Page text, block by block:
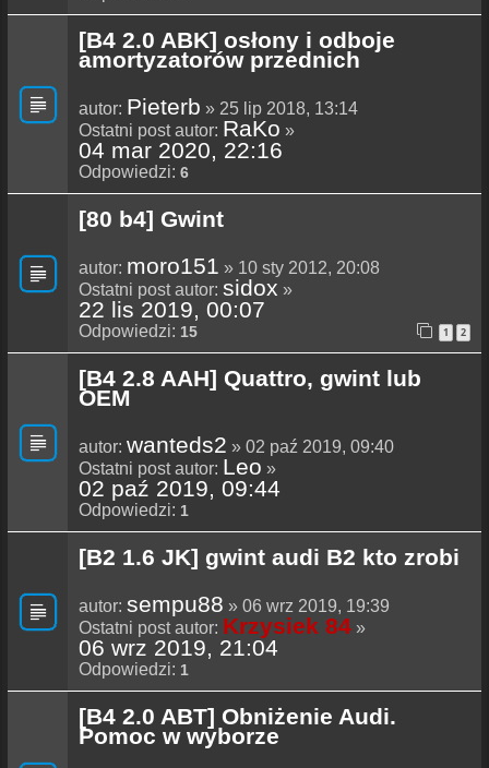
[B4 2.0 ABK] osłony i odboje
amortyzatorów przednich
autor: Pieterb » 25 lip 2018, 13:14
Ostatni post autor: RaKo »
04 mar 2020, 22:16
Odpowiedzi: 6
[80 b4] Gwint
autor: moro151 » 10 sty 2012, 20:08
Ostatni post autor: sidox »
22 lis 2019, 00:07
Odpowiedzi: 15 1 2
[B4 2.8 AAH] Quattro, gwint lub
OEM
autor: wanteds2 » 02 paź 2019, 09:40
Ostatni post autor: Leo »
02 paź 2019, 09:44
Odpowiedzi: 1
[B2 1.6 JK] gwint audi B2 kto zrobi
autor: sempu88 » 06 wrz 2019, 19:39
Ostatni post autor: Krzysiek 84 »
06 wrz 2019, 21:04
Odpowiedzi: 1
[B4 2.0 ABT] Obniżenie Audi.
Pomoc w wyborze